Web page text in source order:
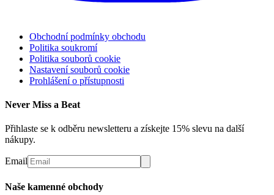
Obchodní podmínky obchodu
Politika soukromí
Politika souborů cookie
Nastavení souborů cookie
Prohlášení o přístupnosti
Never Miss a Beat
Přihlaste se k odběru newsletteru a získejte 15% slevu na další
nákupy.
Email
Naše kamenné obchody